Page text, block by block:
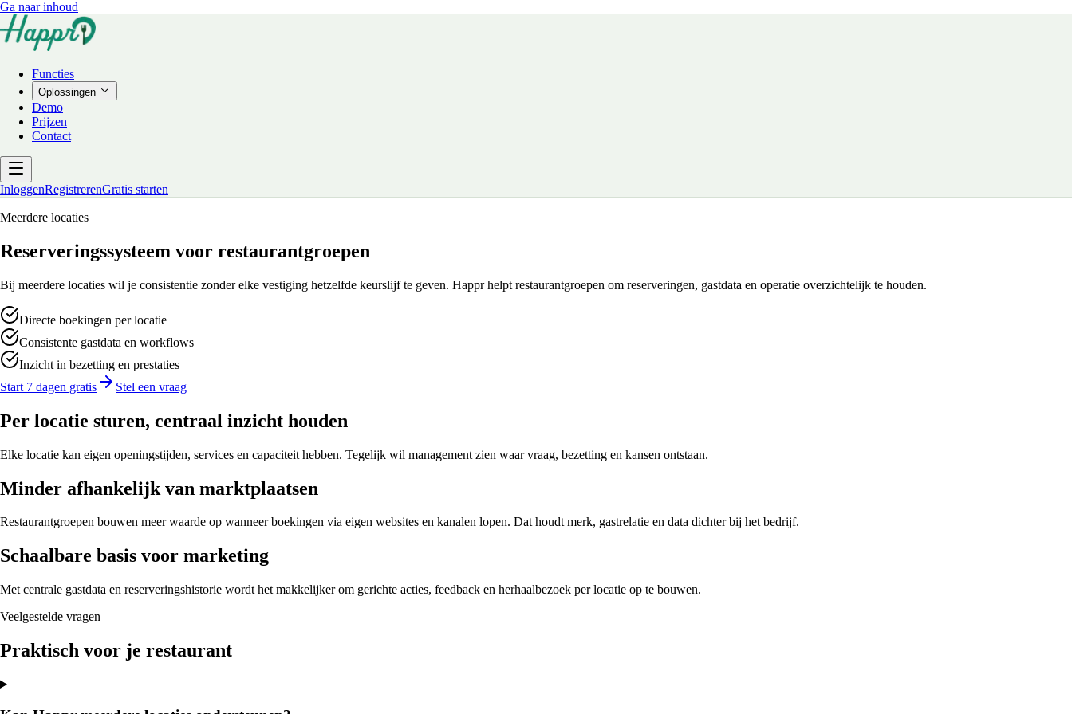
Ga naar inhoud
Functies
Oplossingen
Demo
Prijzen
Contact
InloggenRegistrerenGratis starten
Meerdere locaties
Reserveringssysteem voor restaurantgroepen
Bij meerdere locaties wil je consistentie zonder elke vestiging hetzelfde keurslijf te geven. Happr helpt restaurantgroepen om reserveringen, gastdata en operatie overzichtelijk te houden.
Directe boekingen per locatie
Consistente gastdata en workflows
Inzicht in bezetting en prestaties
Start 7 dagen gratis
Stel een vraag
Per locatie sturen, centraal inzicht houden
Elke locatie kan eigen openingstijden, services en capaciteit hebben. Tegelijk wil management zien waar vraag, bezetting en kansen ontstaan.
Minder afhankelijk van marktplaatsen
Restaurantgroepen bouwen meer waarde op wanneer boekingen via eigen websites en kanalen lopen. Dat houdt merk, gastrelatie en data dichter bij het bedrijf.
Schaalbare basis voor marketing
Met centrale gastdata en reserveringshistorie wordt het makkelijker om gerichte acties, feedback en herhaalbezoek per locatie op te bouwen.
Veelgestelde vragen
Praktisch voor je restaurant